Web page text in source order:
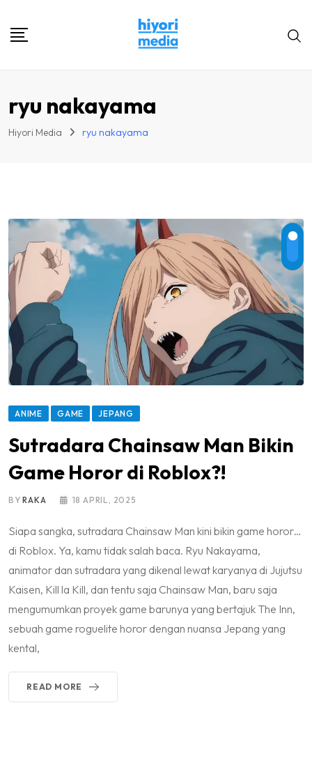
ryu nakayama
Hiyori Media ryu nakayama
ANIME GAME JEPANG
Sutradara Chainsaw Man Bikin
Game Horor di Roblox?!
BYRAKA 18 APRIL, 2025
Siapa sangka, sutradara Chainsaw Man kini bikin game horor…
di Roblox. Ya, kamu tidak salah baca. Ryu Nakayama,
animator dan sutradara yang dikenal lewat karyanya di Jujutsu
Kaisen, Kill la Kill, dan tentu saja Chainsaw Man, baru saja
mengumumkan proyek game barunya yang bertajuk The Inn,
sebuah game roguelite horor dengan nuansa Jepang yang
kental,
READ MORE